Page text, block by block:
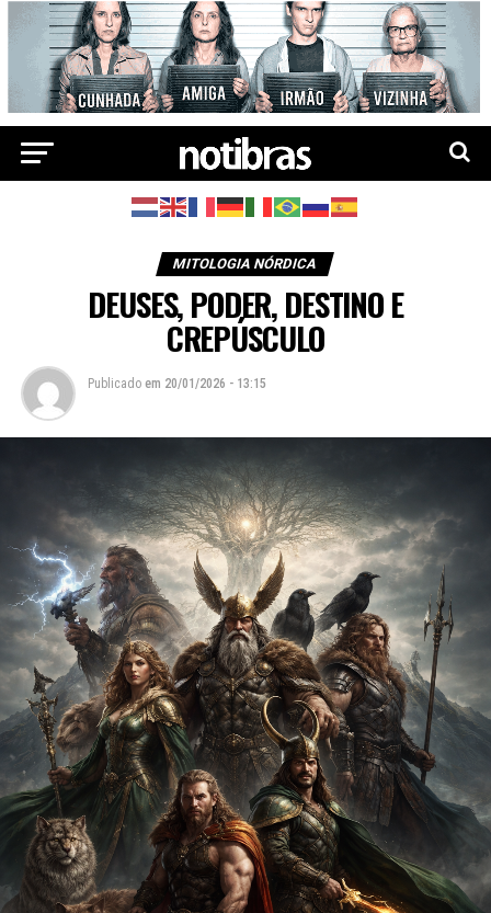
MITOLOGIA NÓRDICA
DEUSES, PODER, DESTINO E
CREPÚSCULO
Publicado em 20/01/2026 - 13:15